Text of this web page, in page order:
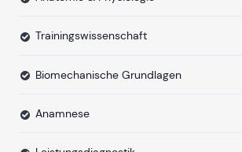
Trainingswissenschaft
Biomechanische Grundlagen
Anamnese